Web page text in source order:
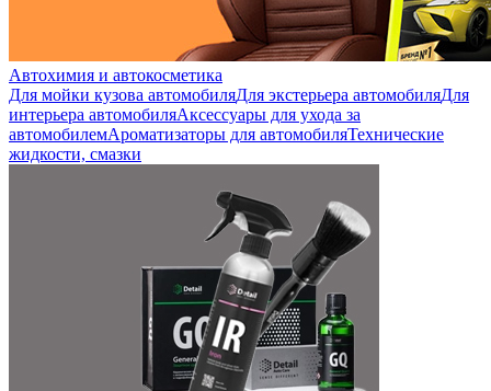
Автохимия и автокосметика
Для мойки кузова автомобиляДля экстерьера автомобиляДля
интерьера автомобиляАксессуары для ухода за
автомобилемАроматизаторы для автомобиляТехнические
жидкости, смазки